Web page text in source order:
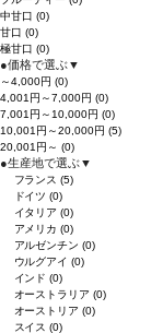
中甘口 (0)
甘口 (0)
極甘口 (0)
●価格で選ぶ▼
～4,000円 (0)
4,001円～7,000円 (0)
7,001円～10,000円 (0)
10,001円～20,000円 (5)
20,001円～ (0)
●生産地で選ぶ▼
フランス(5)
ドイツ(0)
イタリア(0)
アメリカ(0)
アルゼンチン(0)
ウルグアイ(0)
インド(0)
オーストラリア(0)
オーストリア(0)
スイス(0)